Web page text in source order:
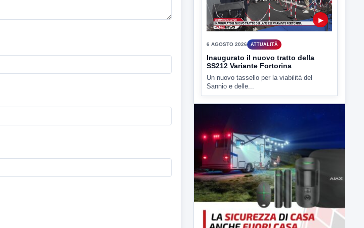
6 AGOSTO 2026 ATTUALITÀ
Inaugurato il nuovo tratto della
SS212 Variante Fortorina
Un nuovo tassello per la viabilità del
Sannio e delle...